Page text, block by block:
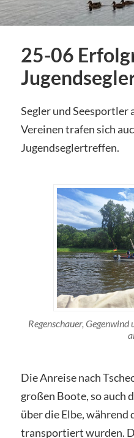
25-06
Segler und Seesportler
Vereinen trafen sich
Jugendseglertreffen.
Regenschauer,
Die Anreise nach
großen Boote, so auch
über die Elbe, während
transportiert wurden.